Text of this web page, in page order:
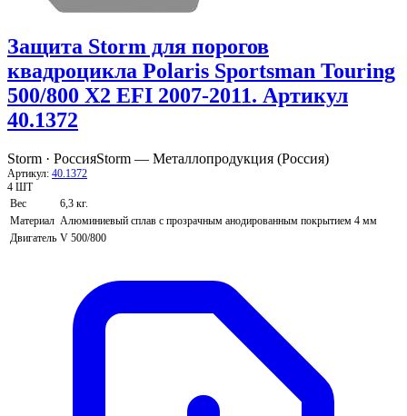
Защита Storm для порогов
квадроцикла Polaris Sportsman Touring
500/800 X2 EFI 2007-2011. Артикул
40.1372
Storm · РоссияStorm — Металлопродукция (Россия)
Артикул: 40.1372
4 ШТ
Вес
6,3 кг.
Материал Алюминиевый сплав с прозрачным анодированным покрытием 4 мм
Двигатель V 500/800